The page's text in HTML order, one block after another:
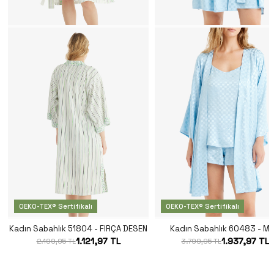
OEKO-TEX® Sertifikalı
Kadın Sabahlık 51804 - FIRÇA DESEN
2.199,95 TL1.121,97 TL
OEKO-TEX® Sertifikalı
Kadın Sabahlık 60483 -
3.799,95 TL1.937,97 TL